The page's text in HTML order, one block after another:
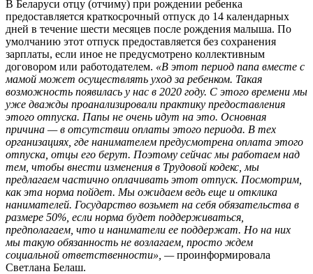
В Беларуси отцу (отчиму) при рождении ребенка
предоставляется краткосрочный отпуск до 14 календарных
дней в течение шести месяцев после рождения малыша. По
умолчанию этот отпуск предоставляется без сохранения
зарплаты, если иное не предусмотрено коллективным
договором или работодателем. «В этот период папа вместе с
мамой может осуществлять уход за ребенком. Такая
возможность появилась у нас в 2020 году. С этого времени мы
уже дважды проанализировали практику предоставления
этого отпуска. Папы не очень идут на это. Основная
причина — в отсутствии оплаты этого периода. В тех
организациях, где нанимателем предусмотрена оплата этого
отпуска, отцы его берут. Поэтому сейчас мы работаем над
тем, чтобы внести изменения в Трудовой кодекс, мы
предлагаем частично оплачивать этот отпуск. Посмотрим,
как эта норма пойдет. Мы ожидаем ведь еще и отклика
нанимателей. Государство возьмет на себя обязательства в
размере 50%, если норма будет поддерживаться,
предполагаем, что и наниматели ее поддержат. Но на них
мы такую обязанность не возлагаем, просто ждем
социальной ответственности», —проинформировала
Светлана Белаш.